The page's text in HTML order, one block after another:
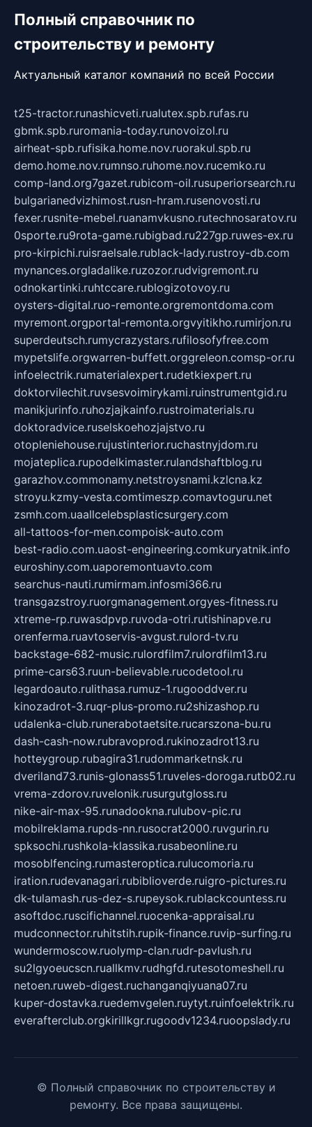
Полный справочник по
строительству и ремонту
Актуальный каталог компаний по всей России
t25-tractor.runashicveti.rualutex.spb.rufas.ru
gbmk.spb.ruromania-today.runovoizol.ru
airheat-spb.rufisika.home.nov.ruorakul.spb.ru
demo.home.nov.rumnso.ruhome.nov.rucemko.ru
comp-land.org7gazet.rubicom-oil.rusuperiorsearch.ru
bulgarianedvizhimost.rusn-hram.rusenovosti.ru
fexer.rusnite-mebel.ruanamvkusno.rutechnosaratov.ru
0sporte.ru9rota-game.rubigbad.ru227gp.ruwes-ex.ru
pro-kirpichi.ruisraelsale.rublack-lady.rustroy-db.com
mynances.orgladalike.ruzozor.rudvigremont.ru
odnokartinki.ruhtccare.rublogizotovoy.ru
oysters-digital.ruo-remonte.orgremontdoma.com
myremont.orgportal-remonta.orgvyitikho.rumirjon.ru
superdeutsch.rumycrazystars.rufilosofyfree.com
mypetslife.orgwarren-buffett.orggreleon.comsp-or.ru
infoelectrik.rumaterialexpert.rudetkiexpert.ru
doktorvilechit.ruvsesvoimirykami.ruinstrumentgid.ru
manikjurinfo.ruhozjajkainfo.rustroimaterials.ru
doktoradvice.ruselskoehozjajstvo.ru
otopleniehouse.rujustinterior.ruchastnyjdom.ru
mojateplica.rupodelkimaster.rulandshaftblog.ru
garazhov.commonamy.netstroysnami.kzlcna.kz
stroyu.kzmy-vesta.comtimeszp.comavtoguru.net
zsmh.com.uaallcelebsplasticsurgery.com
all-tattoos-for-men.compoisk-auto.com
best-radio.com.uaost-engineering.comkuryatnik.info
euroshiny.com.uaporemontuavto.com
searchus-nauti.rumirmam.infosmi366.ru
transgazstroy.ruorgmanagement.orgyes-fitness.ru
xtreme-rp.ruwasdpvp.ruvoda-otri.rutishinapve.ru
orenferma.ruavtoservis-avgust.rulord-tv.ru
backstage-682-music.rulordfilm7.rulordfilm13.ru
prime-cars63.ruun-believable.rucodetool.ru
legardoauto.rulithasa.rumuz-1.rugooddver.ru
kinozadrot-3.ruqr-plus-promo.ru2shizashop.ru
udalenka-club.runerabotaetsite.rucarszona-bu.ru
dash-cash-now.rubravoprod.rukinozadrot13.ru
hotteygroup.rubagira31.rudommarketnsk.ru
dveriland73.runis-glonass51.ruveles-doroga.rutb02.ru
vrema-zdorov.ruvelonik.rusurgutgloss.ru
nike-air-max-95.runadookna.rulubov-pic.ru
mobilreklama.rupds-nn.rusocrat2000.ruvgurin.ru
spksochi.rushkola-klassika.rusabeonline.ru
mosoblfencing.rumasteroptica.rulucomoria.ru
iration.rudevanagari.rubiblioverde.ruigro-pictures.ru
dk-tulamash.rus-dez-s.rupeysok.rublackcountess.ru
asoftdoc.ruscifichannel.ruocenka-appraisal.ru
mudconnector.ruhitstih.rupik-finance.ruvip-surfing.ru
wundermoscow.ruolymp-clan.rudr-pavlush.ru
su2lgyoeucscn.ruallkmv.rudhgfd.rutesotomeshell.ru
netoen.ruweb-digest.ruchanganqiyuana07.ru
kuper-dostavka.ruedemvgelen.ruytyt.ruinfoelektrik.ru
everafterclub.orgkirillkgr.rugoodv1234.ruoopslady.ru
© Полный справочник по строительству и
ремонту. Все права защищены.